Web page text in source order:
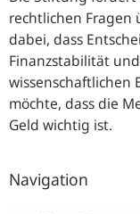
rechtlichen Fragen
dabei, dass
Finanzstabilität
wissenschaftlichen
möchte, dass die
Geld wichtig ist.
Navigation